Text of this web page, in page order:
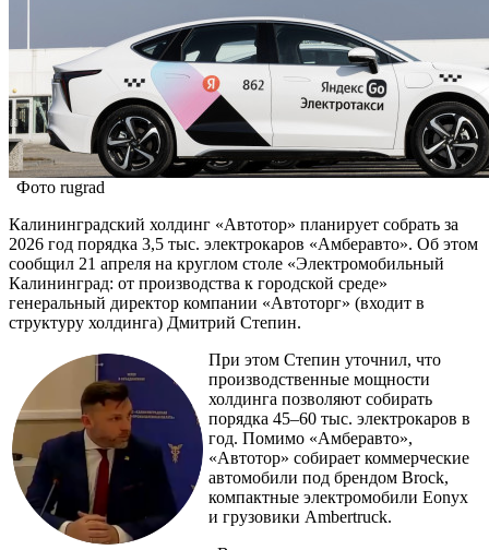
Фото rugrad
Калининградский холдинг «Автотор» планирует собрать за
2026 год порядка 3,5 тыс. электрокаров «Амберавто». Об этом
сообщил 21 апреля на круглом столе «Электромобильный
Калининград: от производства к городской среде»
генеральный директор компании «Автоторг» (входит в
структуру холдинга) Дмитрий Степин.
При этом Степин уточнил, что
производственные мощности
холдинга позволяют собирать
порядка 45–60 тыс. электрокаров в
год. Помимо «Амберавто»,
«Автотор» собирает коммерческие
автомобили под брендом Brock,
компактные электромобили Eonyx
и грузовики Ambertruck.